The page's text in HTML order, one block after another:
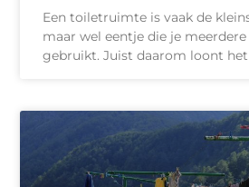
Een toiletruimte is vaak de
maar wel eentje die je
gebruikt. Juist daarom loont